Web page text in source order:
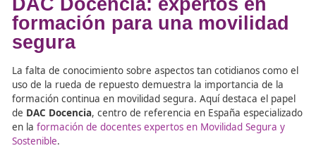
Desde el punto de vista legal, el Reglamento General de
Vehículos establece que los elementos de emergencia
usarse solo para el fin para el que fueron diseñados.
negligencia en el mantenimiento, con consecuencias
responsabilidades civiles en caso de accidente.
Por ello, es fundamental que los conductores revisen
periódicamente el estado de la rueda de repuesto y la